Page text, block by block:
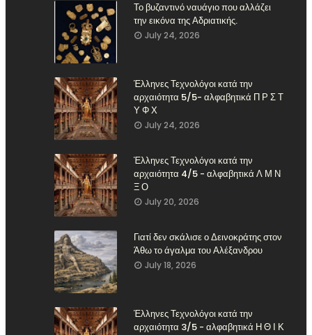
Το βυζαντινό ναυάγιο που αλλάζει
την εικόνα της Αδριατικής.
July 24, 2026
Έλληνες Τεχνολόγοι κατά την
αρχαιότητα 5/5- αλφαβητικά Π Ρ Σ Τ
Υ Φ Χ
July 24, 2026
Έλληνες Τεχνολόγοι κατά την
αρχαιότητα 4/5 - αλφαβητικά Λ Μ Ν
Ξ Ο
July 20, 2026
Γιατί δεν σκάλισε ο Δεινοκράτης στον
Άθω το άγαλμα του Αλέξανδρου
July 18, 2026
Έλληνες Τεχνολόγοι κατά την
αρχαιότητα 3/5 - αλφαβητικά Η Θ Ι Κ